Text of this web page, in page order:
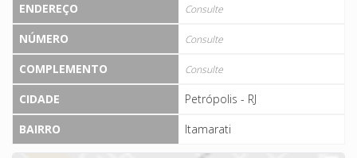
ENDEREÇO
Consulte
NÚMERO Consulte
COMPLEMENTO Consulte
CIDADE
Petrópolis - RJ
BAIRRO
Itamarati